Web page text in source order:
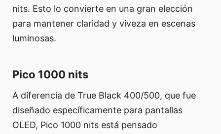
nits. Esto lo convierte en una gran elección
para mantener claridad y viveza en escenas
luminosas.
Pico 1000 nits
A diferencia de True Black 400/500, que fue
diseñado específicamente para pantallas
OLED, Pico 1000 nits está pensado